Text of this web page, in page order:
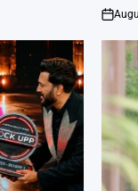
on